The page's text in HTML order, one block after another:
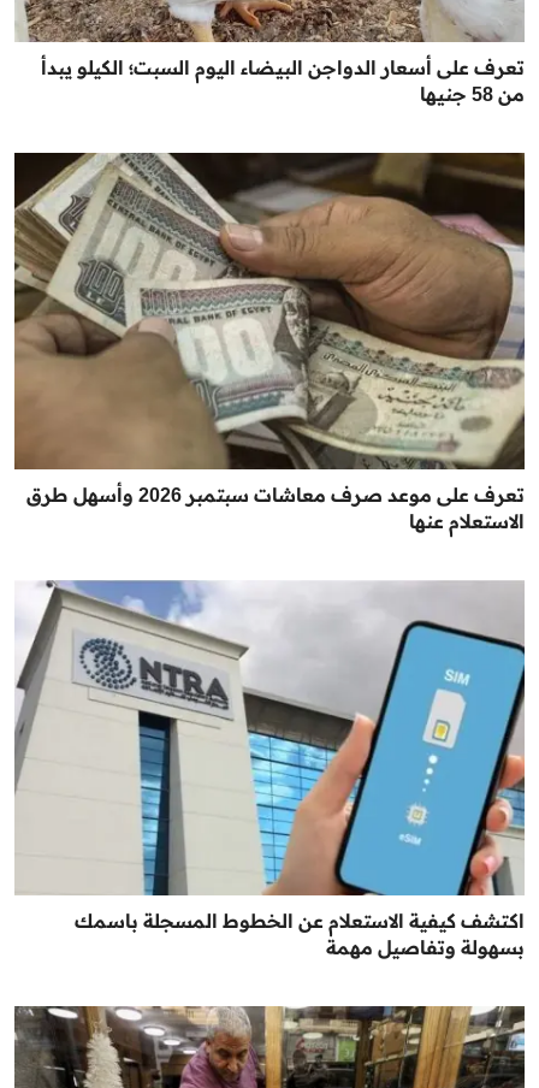
تعرف على أسعار الدواجن البيضاء اليوم السبت؛ الكيلو يبدأ
من 58 جنيها
تعرف على موعد صرف معاشات سبتمبر 2026 وأسهل طرق
الاستعلام عنها
اكتشف كيفية الاستعلام عن الخطوط المسجلة باسمك
بسهولة وتفاصيل مهمة